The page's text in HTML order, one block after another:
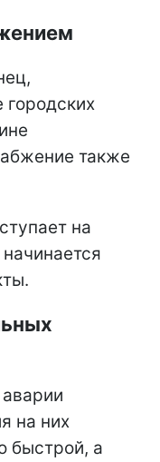
городских
также
на
на них
быстрой, а